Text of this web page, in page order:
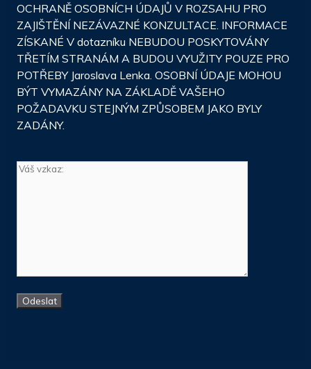
OCHRANĚ OSOBNÍCH ÚDAJŮ V ROZSAHU PRO
ZAJIŠTĚNÍ NEZÁVAZNÉ KONZULTACE. INFORMACE
ZÍSKANÉ V dotazníku NEBUDOU POSKYTOVÁNY
TŘETÍM STRANÁM A BUDOU VYUŽITY POUZE PRO
POTŘEBY Jaroslava Lenka. OSOBNÍ ÚDAJE MOHOU
BÝT VYMAZÁNY NA ZÁKLADĚ VAŠEHO
POŽADAVKU STEJNÝM ZPŮSOBEM JAKO BYLY
ZADÁNY.